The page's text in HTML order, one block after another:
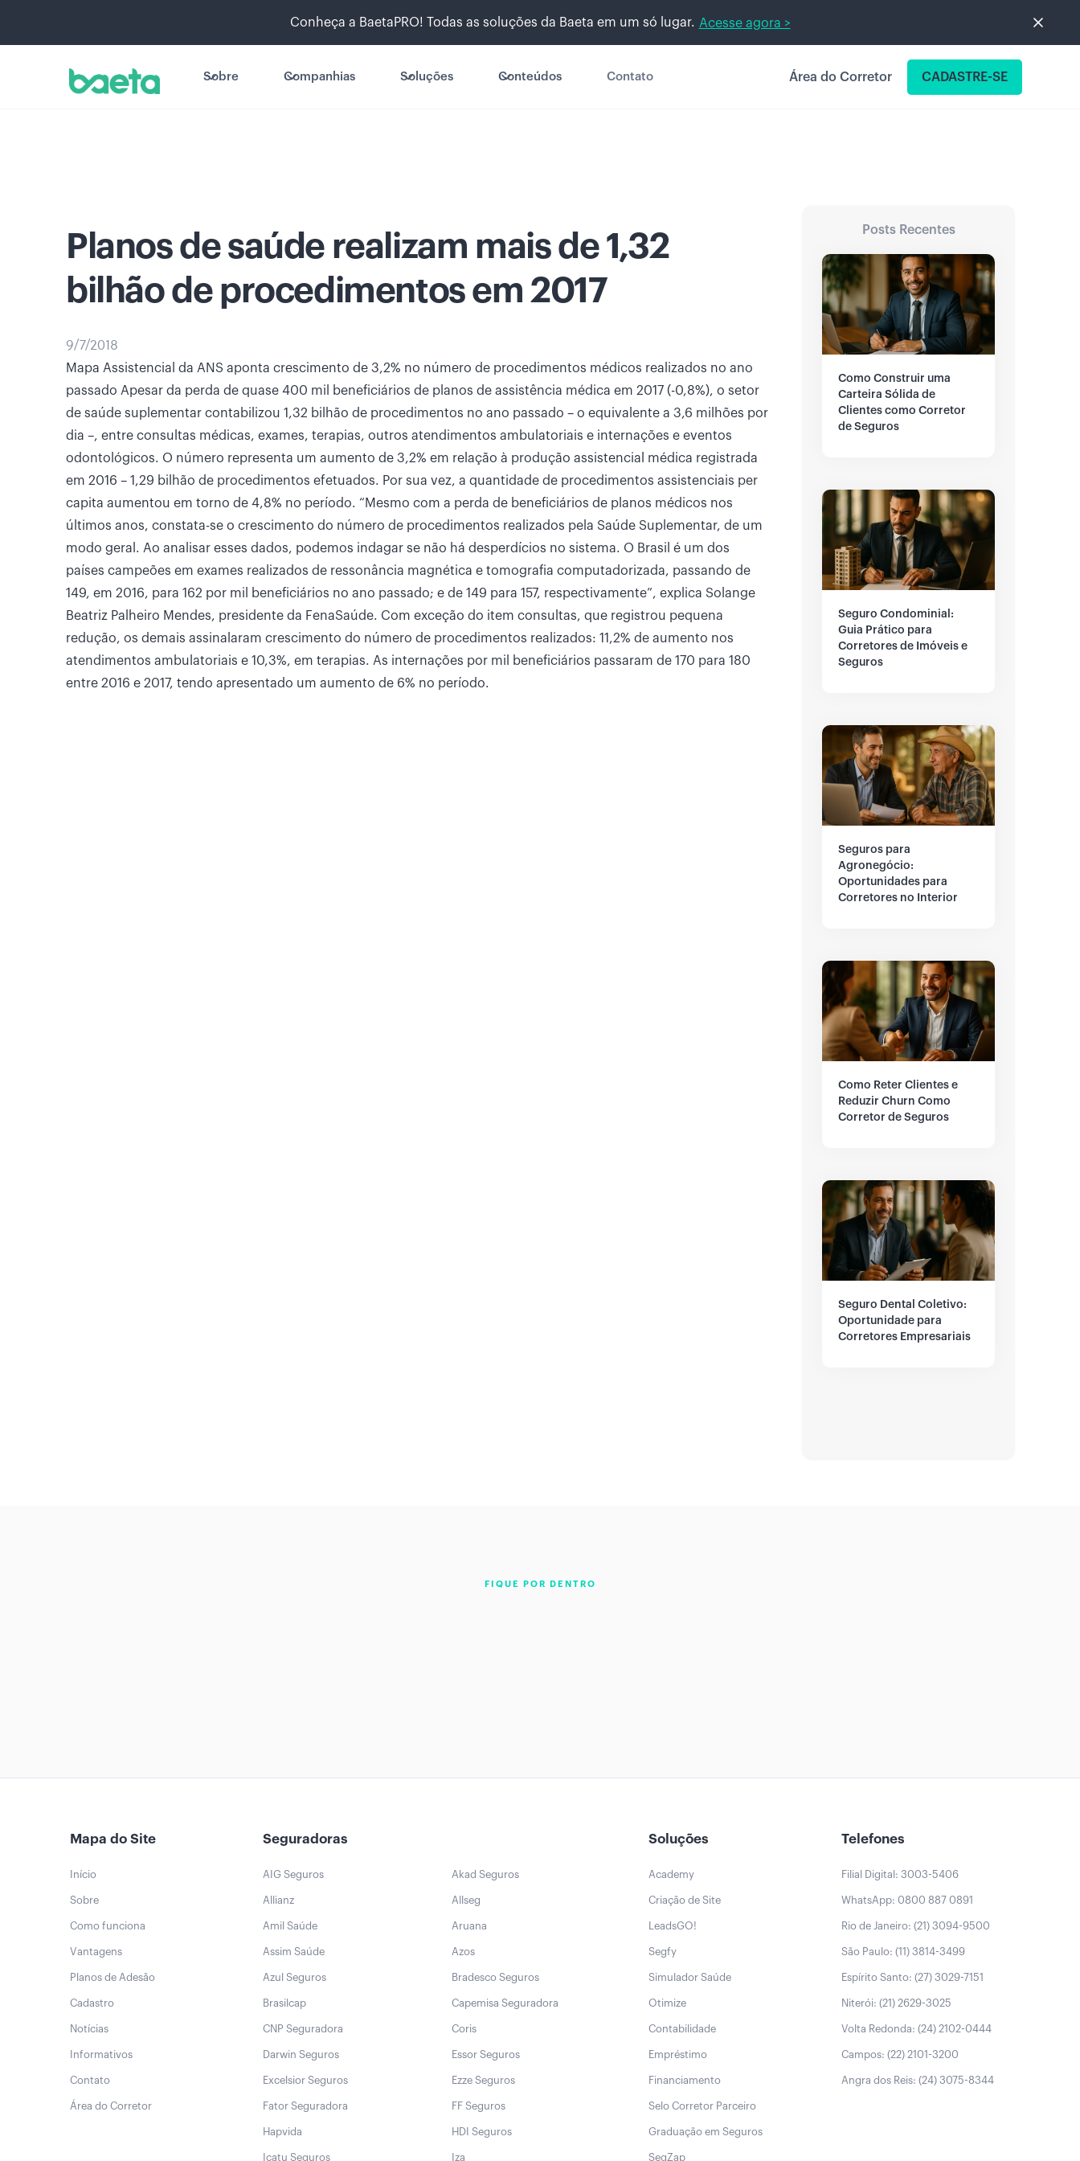
Conheça a BaetaPRO! Todas as soluções da Baeta em um só lugar. Acesse agora >
Sobre Companhias Soluções Conteúdos Contato Área do Corretor CADASTRE-SE
Planos de saúde realizam mais de 1,32
bilhão de procedimentos em 2017
9/7/2018
Mapa Assistencial da ANS aponta crescimento de 3,2% no número de procedimentos médicos realizados no ano
passado Apesar da perda de quase 400 mil beneficiários de planos de assistência médica em 2017 (-0,8%), o setor
de saúde suplementar contabilizou 1,32 bilhão de procedimentos no ano passado – o equivalente a 3,6 milhões por
dia –, entre consultas médicas, exames, terapias, outros atendimentos ambulatoriais e internações e eventos
odontológicos. O número representa um aumento de 3,2% em relação à produção assistencial médica registrada
em 2016 – 1,29 bilhão de procedimentos efetuados. Por sua vez, a quantidade de procedimentos assistenciais per
capita aumentou em torno de 4,8% no período. “Mesmo com a perda de beneficiários de planos médicos nos
últimos anos, constata-se o crescimento do número de procedimentos realizados pela Saúde Suplementar, de um
modo geral. Ao analisar esses dados, podemos indagar se não há desperdícios no sistema. O Brasil é um dos
países campeões em exames realizados de ressonância magnética e tomografia computadorizada, passando de
149, em 2016, para 162 por mil beneficiários no ano passado; e de 149 para 157, respectivamente”, explica Solange
Beatriz Palheiro Mendes, presidente da FenaSaúde. Com exceção do item consultas, que registrou pequena
redução, os demais assinalaram crescimento do número de procedimentos realizados: 11,2% de aumento nos
atendimentos ambulatoriais e 10,3%, em terapias. As internações por mil beneficiários passaram de 170 para 180
entre 2016 e 2017, tendo apresentado um aumento de 6% no período.
Posts Recentes
Como Construir uma
Carteira Sólida de
Clientes como Corretor
de Seguros
Seguro Condominial:
Guia Prático para
Corretores de Imóveis e
Seguros
Seguros para
Agronegócio:
Oportunidades para
Corretores no Interior
Como Reter Clientes e
Reduzir Churn Como
Corretor de Seguros
Seguro Dental Coletivo:
Oportunidade para
Corretores Empresariais
FIQUE POR DENTRO
Mapa do Site
Início
Sobre
Como funciona
Vantagens
Planos de Adesão
Cadastro
Notícias
Informativos
Contato
Área do Corretor
Seguradoras
AIG Seguros Akad Seguros
Allianz Allseg
Amil Saúde Aruana
Assim Saúde Azos
Azul Seguros Bradesco Seguros
Brasilcap Capemisa Seguradora
CNP Seguradora Coris
Darwin Seguros Essor Seguros
Excelsior Seguros Ezze Seguros
Fator Seguradora FF Seguros
Hapvida HDI Seguros
Icatu Seguros Iza
Soluções
Academy
Criação de Site
LeadsGO!
Segfy
Simulador Saúde
Otimize
Contabilidade
Empréstimo
Financiamento
Selo Corretor Parceiro
Graduação em Seguros
SegZap
Telefones
Filial Digital: 3003-5406
WhatsApp: 0800 887 0891
Rio de Janeiro: (21) 3094-9500
São Paulo: (11) 3814-3499
Espírito Santo: (27) 3029-7151
Niterói: (21) 2629-3025
Volta Redonda: (24) 2102-0444
Campos: (22) 2101-3200
Angra dos Reis: (24) 3075-8344